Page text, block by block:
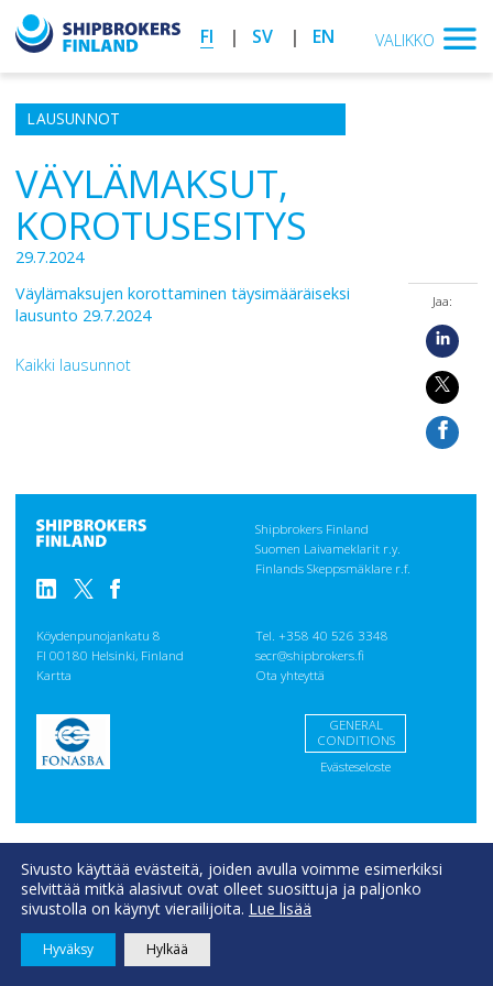
FI SV EN VALIKKO
LAUSUNNOT
VÄYLÄMAKSUT,
KOROTUSESITYS
29.7.2024
Väylämaksujen korottaminen täysimääräiseksi
lausunto 29.7.2024
Kaikki lausunnot
Jaa:
Shipbrokers Finland
Suomen Laivameklarit r.y.
Finlands Skeppsmäklare r.f.
Köydenpunojankatu 8
FI 00180 Helsinki, Finland
Kartta
Tel. +358 40 526 3348
secr@shipbrokers.fi
Ota yhteyttä
GENERAL
CONDITIONS
Evästeseloste
Sivusto käyttää evästeitä, joiden avulla voimme esimerkiksi
selvittää mitkä alasivut ovat olleet suosittuja ja paljonko
sivustolla on käynyt vierailijoita. Lue lisää
Hyväksy Hylkää